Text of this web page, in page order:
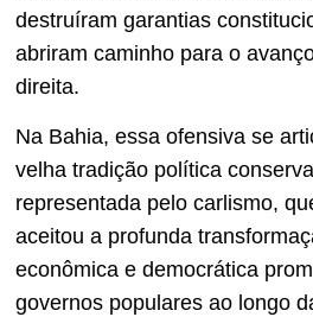
destruíram garantias
abriram caminho para o
direita.
Na Bahia, essa ofensiva se
velha tradição política
representada pelo carlismo,
aceitou a profunda
econômica e democrática
governos populares ao longo